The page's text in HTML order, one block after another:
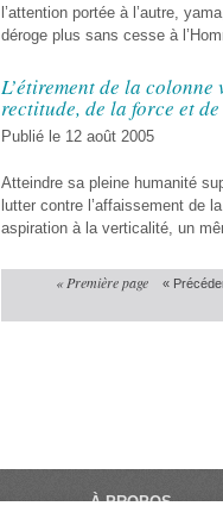
l’attention portée à l’autre,
déroge plus sans cesse à
L’étirement de la
rectitude, de la force et
Publié le 12 août 2005
Atteindre sa pleine humanité
lutter contre l’affaissement de
aspiration à la verticalité, un
« Première page «
À PROPOS